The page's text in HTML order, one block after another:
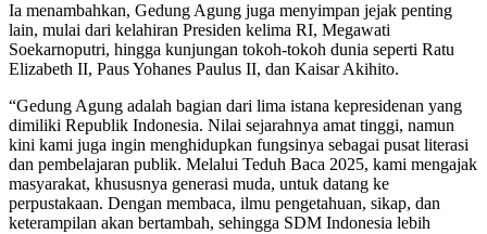
Ia menambahkan, Gedung Agung juga menyimpan jejak penting
lain, mulai dari kelahiran Presiden kelima RI, Megawati
Soekarnoputri, hingga kunjungan tokoh-tokoh dunia seperti Ratu
Elizabeth II, Paus Yohanes Paulus II, dan Kaisar Akihito.
“Gedung Agung adalah bagian dari lima istana kepresidenan yang
dimiliki Republik Indonesia. Nilai sejarahnya amat tinggi, namun
kini kami juga ingin menghidupkan fungsinya sebagai pusat literasi
dan pembelajaran publik. Melalui Teduh Baca 2025, kami mengajak
masyarakat, khususnya generasi muda, untuk datang ke
perpustakaan. Dengan membaca, ilmu pengetahuan, sikap, dan
keterampilan akan bertambah, sehingga SDM Indonesia lebih